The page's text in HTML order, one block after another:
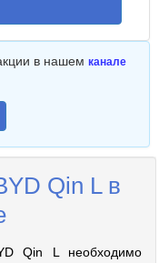
в нашем канале
Qin L в
Qin L необходимо